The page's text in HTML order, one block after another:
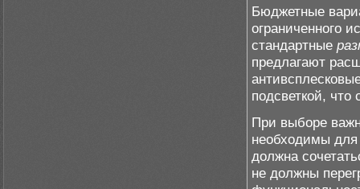
Бюджетные
ограниченного
стандартные
предлагают
подсветкой,
При выборе
необходимы для
должна
не должны